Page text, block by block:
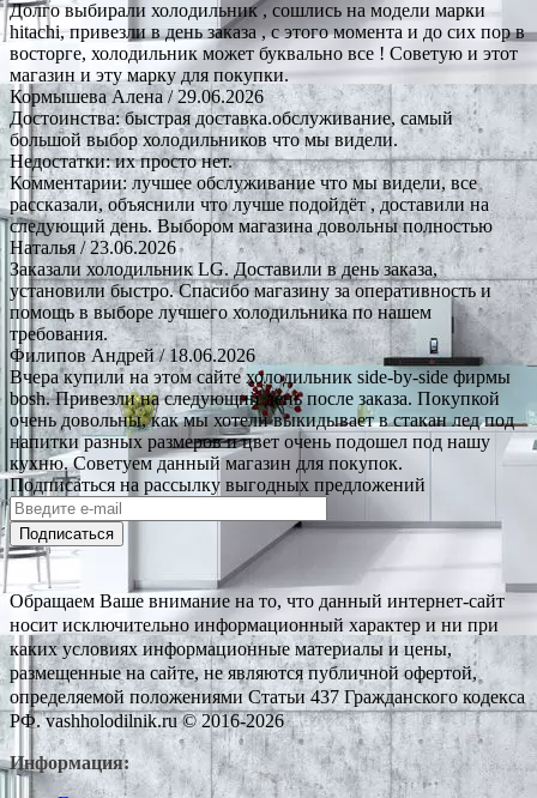
Долго выбирали холодильник , сошлись на модели марки
hitachi, привезли в день заказа , с этого момента и до сих пор в
восторге, холодильник может буквально все ! Советую и этот
магазин и эту марку для покупки.
Кормышева Алена / 29.06.2026
Достоинства: быстрая доставка.обслуживание, самый
большой выбор холодильников что мы видели.
Недостатки: их просто нет.
Комментарии: лучшее обслуживание что мы видели, все
рассказали, объяснили что лучше подойдёт , доставили на
следующий день. Выбором магазина довольны полностью
Наталья/ 23.06.2026
Заказали холодильник LG. Доставили в день заказа,
установили быстро. Спасибо магазину за оперативность и
помощь в выборе лучшего холодильника по нашем
требования.
Филипов Андрей/ 18.06.2026
Вчера купили на этом сайте холодильник side-by-side фирмы
bosh. Привезли на следующий день после заказа. Покупкой
очень довольны, как мы хотели выкидывает в стакан лед под
напитки разных размеров и цвет очень подошел под нашу
кухню. Советуем данный магазин для покупок.
Подписаться на рассылку выгодных предложений
Подписаться
Обращаем Ваше внимание на то, что данный интернет-сайт
носит исключительно информационный характер и ни при
каких условиях информационные материалы и цены,
размещенные на сайте, не являются публичной офертой,
определяемой положениями Статьи 437 Гражданского кодекса
РФ. vashholodilnik.ru © 2016-2026
Информация: